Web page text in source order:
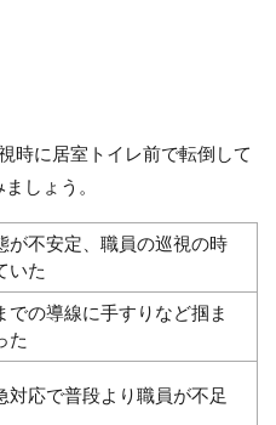
時に居室トイレ前で転倒して
しょう。
が不安定、職員の巡視の時
いた
での導線に手すりなど掴ま
た
対応で普段より職員が不足